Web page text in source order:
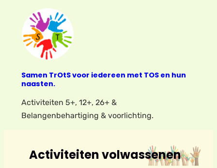
Samen TrOtS voor iedereen met TOS en hun
naasten.
Activiteiten 5+, 12+, 26+ &
Belangenbehartiging & voorlichting.
Activiteiten volwassenen